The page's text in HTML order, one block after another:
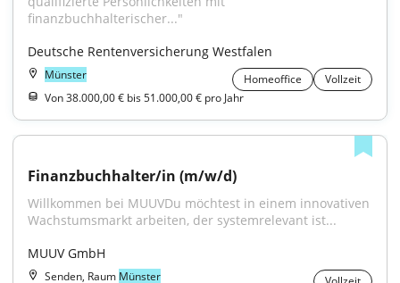
finanzbuchhalterischer..."
Deutsche Rentenversicherung Westfalen
Münster Homeoffice
Vollzeit
Von 38.000,00 € bis 51.000,00 € pro Jahr
Finanzbuchhalter/in (m/w/d)
Willkommen bei MUUVDu möchtest in einem innovativen
Wachstumsmarkt arbeiten, der systemrelevant ist...
MUUV GmbH
Senden, Raum Münster